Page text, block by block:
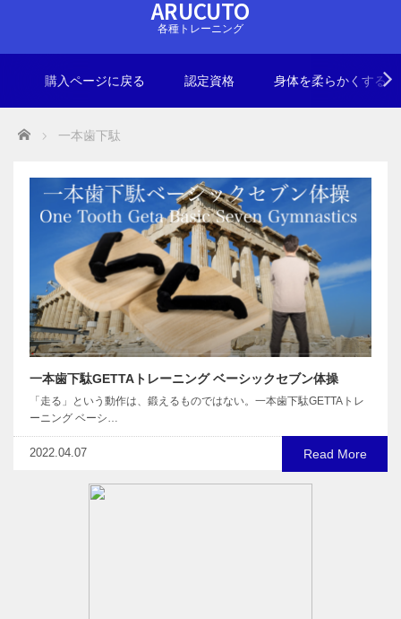
ARUCUTO
各種トレーニング
購入ページに戻る 認定資格 身体を柔らかくする
Home 一本歯下駄
一本歯下駄GETTAトレーニング ベーシックセブン体操
「走る」という動作は、鍛えるものではない。一本歯下駄GETTAトレ
ーニング ベーシ…
Read More
2022.04.07